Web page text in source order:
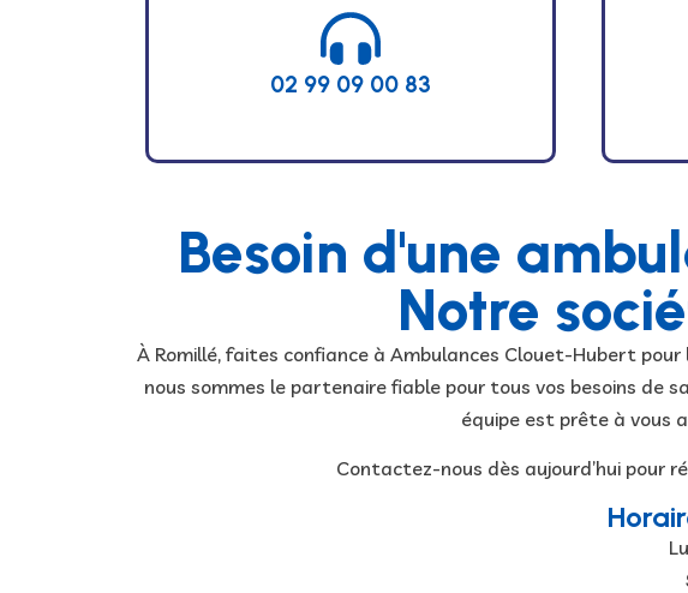
02 99 09 00 83
Besoin d'une
Notre
À Romillé, faites confiance à Ambulances Clouet-Hubert pour
nous sommes le partenaire fiable pour tous vos besoins
équipe est prête à vous
Contactez-nous dès aujourd’hui pour